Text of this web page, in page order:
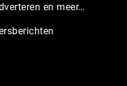
en meer…